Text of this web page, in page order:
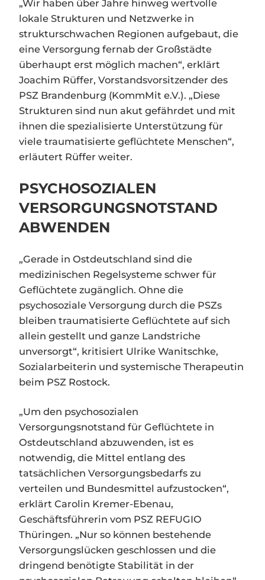
„Wir haben über Jahre hinweg wertvolle
lokale Strukturen und Netzwerke in
strukturschwachen Regionen aufgebaut, die
eine Versorgung fernab der Großstädte
überhaupt erst möglich machen“, erklärt
Joachim Rüffer, Vorstandsvorsitzender des
PSZ Brandenburg (KommMit e.V.). „Diese
Strukturen sind nun akut gefährdet und mit
ihnen die spezialisierte Unterstützung für
viele traumatisierte geflüchtete Menschen“,
erläutert Rüffer weiter.
PSYCHOSOZIALEN
VERSORGUNGSNOTSTAND
ABWENDEN
„Gerade in Ostdeutschland sind die
medizinischen Regelsysteme schwer für
Geflüchtete zugänglich. Ohne die
psychosoziale Versorgung durch die PSZs
bleiben traumatisierte Geflüchtete auf sich
allein gestellt und ganze Landstriche
unversorgt“, kritisiert Ulrike Wanitschke,
Sozialarbeiterin und systemische Therapeutin
beim PSZ Rostock.
„Um den psychosozialen
Versorgungsnotstand für Geflüchtete in
Ostdeutschland abzuwenden, ist es
notwendig, die Mittel entlang des
tatsächlichen Versorgungsbedarfs zu
verteilen und Bundesmittel aufzustocken“,
erklärt Carolin Kremer-Ebenau,
Geschäftsführerin vom PSZ REFUGIO
Thüringen. „Nur so können bestehende
Versorgungslücken geschlossen und die
dringend benötigte Stabilität in der